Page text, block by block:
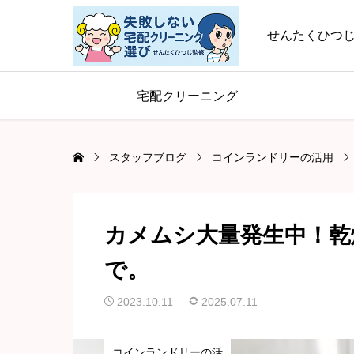
せんたくひつ
宅配クリーニング
スタッフブログ コインランドリーの活用
カメムシ大量発生中！
で。
2023.10.11 2025.07.11